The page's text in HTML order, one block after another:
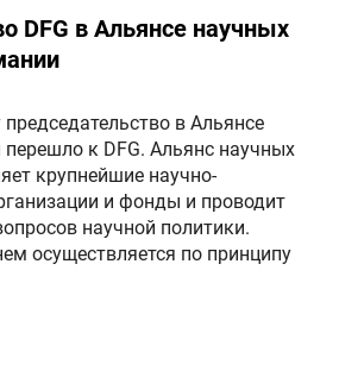
DFG в Альянсе научных
в Альянсе
к DFG. Альянс научных
крупнейшие научно-
и фонды и проводит
научной политики.
осуществляется по принципу